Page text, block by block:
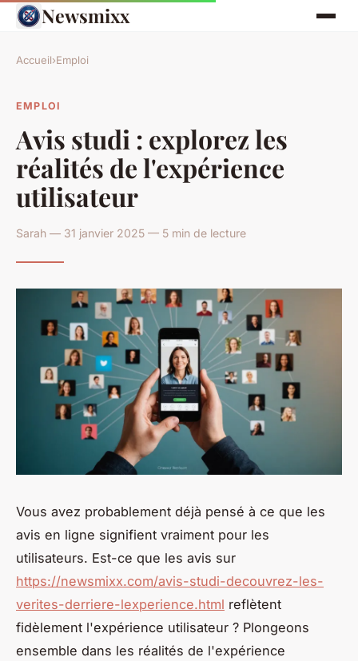
Newsmixx
Accueil›Emploi
EMPLOI
Avis studi : explorez les
réalités de l'expérience
utilisateur
Sarah — 31 janvier 2025 — 5 min de lecture
Vous avez probablement déjà pensé à ce que les
avis en ligne signifient vraiment pour les
utilisateurs. Est-ce que les avis sur
https://newsmixx.com/avis-studi-decouvrez-les-
verites-derriere-lexperience.html reflètent
fidèlement l'expérience utilisateur ? Plongeons
ensemble dans les réalités de l'expérience